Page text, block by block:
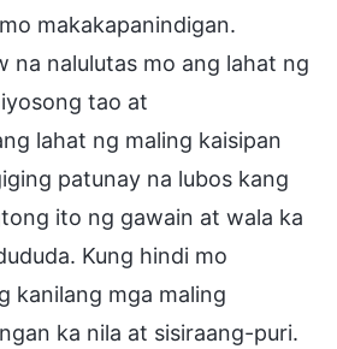
makakapanindigan.
na nalulutas mo ang lahat ng
tao at
lahat ng maling kaisipan
patunay na lubos kang
ito ng gawain at wala ka
Kung hindi mo
kanilang mga maling
ka nila at sisiraang-puri.